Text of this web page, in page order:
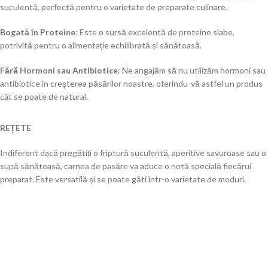
suculentă, perfectă pentru o varietate de preparate culinare.
Bogată în Proteine: Este o sursă excelentă de proteine slabe,
potrivită pentru o alimentație echilibrată și sănătoasă.
Fără Hormoni sau Antibiotice: Ne angajăm să nu utilizăm hormoni sau
antibiotice în creșterea păsărilor noastre, oferindu-vă astfel un produs
cât se poate de natural.
REȚETE
Indiferent dacă pregătiți o friptură suculentă, aperitive savuroase sau o
supă sănătoasă, carnea de pasăre va aduce o notă specială fiecărui
preparat. Este versatilă și se poate găti într-o varietate de moduri.